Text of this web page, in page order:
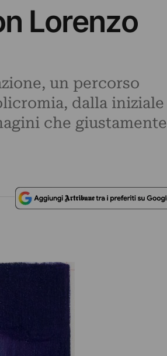
Lorenzo
un percorso
dalla iniziale
che giustamente